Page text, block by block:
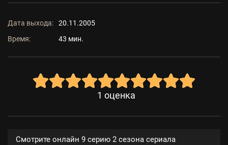
Дата выхода:
20.11.2005
Время:
43 мин.
1 оценка
Смотрите онлайн 9 серию 2 сезона сериала